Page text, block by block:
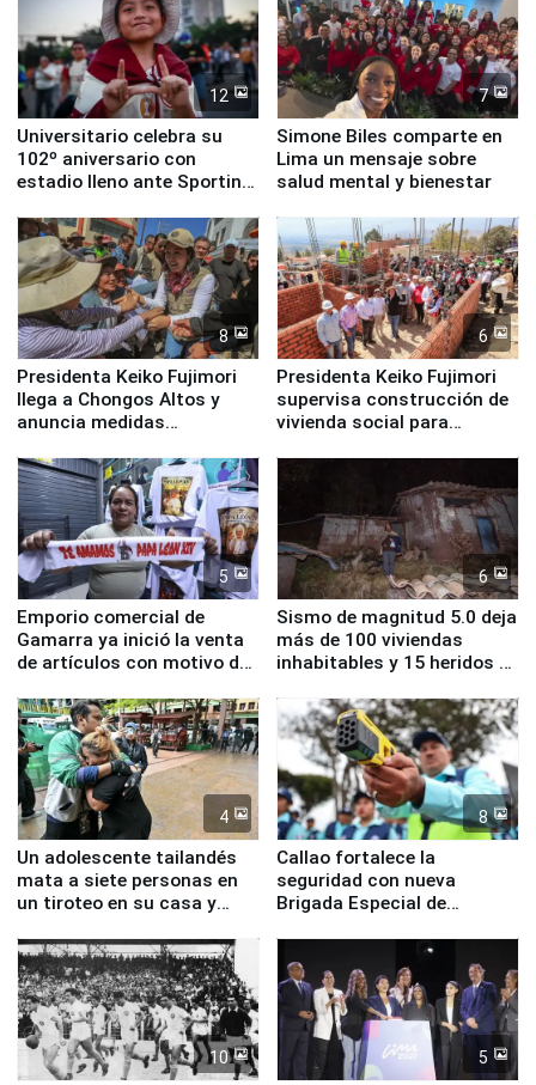
12
Universitario celebra su
102º aniversario con
estadio lleno ante Sporting
7
Simone Biles comparte en
Lima un mensaje sobre
salud mental y bienestar
8
Presidenta Keiko Fujimori
llega a Chongos Altos y
anuncia medidas
educación, salud y empleo
6
Presidenta Keiko Fujimori
supervisa construcción de
vivienda social para
5
Emporio comercial de
Gamarra ya inició la venta
de artículos con motivo de
6
Sismo de magnitud 5.0 deja
más de 100 viviendas
inhabitables y 15 heridos en
4
Un adolescente tailandés
mata a siete personas en
un tiroteo en su casa y
8
Callao fortalece la
seguridad con nueva
Brigada Especial de
equipamiento para
Serenazgo
10 5